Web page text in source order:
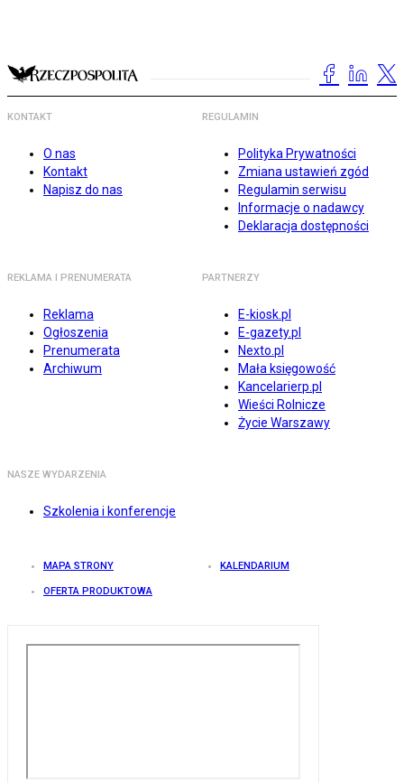
KONTAKT
O nas
Kontakt
Napisz do nas
REGULAMIN
Polityka Prywatności
Zmiana ustawień zgód
Regulamin serwisu
Informacje o nadawcy
Deklaracja dostępności
REKLAMA I PRENUMERATA
Reklama
Ogłoszenia
Prenumerata
Archiwum
PARTNERZY
E-kiosk.pl
E-gazety.pl
Nexto.pl
Mała księgowość
Kancelarierp.pl
Wieści Rolnicze
Życie Warszawy
NASZE WYDARZENIA
Szkolenia i konferencje
MAPA STRONY KALENDARIUM
OFERTA PRODUKTOWA